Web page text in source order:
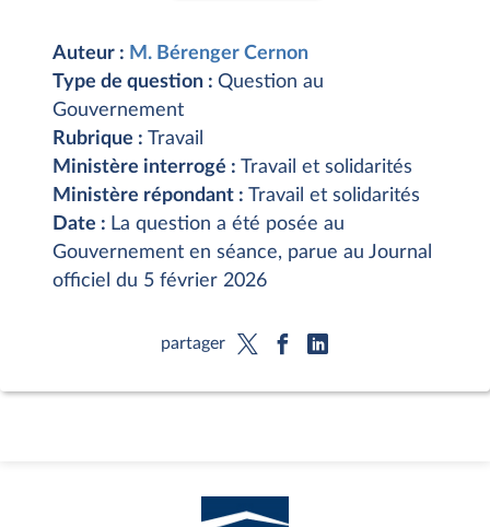
Auteur : M. Bérenger Cernon
Type de question : Question au
Gouvernement
Rubrique : Travail
Ministère interrogé : Travail et solidarités
Ministère répondant : Travail et solidarités
Date : La question a été posée au
Gouvernement en séance, parue au Journal
officiel du 5 février 2026
partager